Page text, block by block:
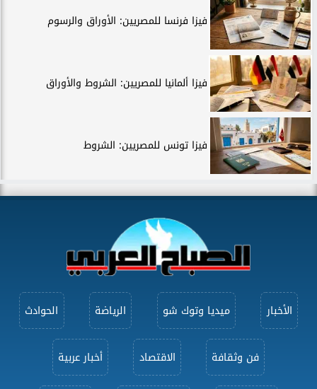
فيزا فرنسا للمصريين: الأوراق والرسوم
فيزا ألمانيا للمصريين: الشروط والأوراق
فيزا تونس للمصريين: الشروط
الأخبار ميديا وتوك شو الرياضة الحوادث
فن وثقافة الاقتصاد أخبار عربية